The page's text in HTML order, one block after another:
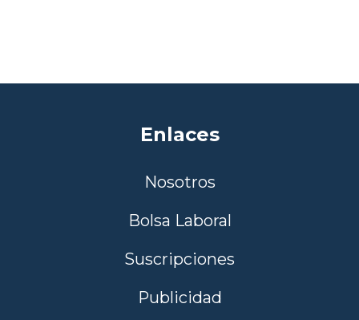
Enlaces
Nosotros
Bolsa Laboral
Suscripciones
Publicidad